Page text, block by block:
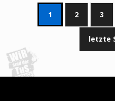
1 2 3
letzte